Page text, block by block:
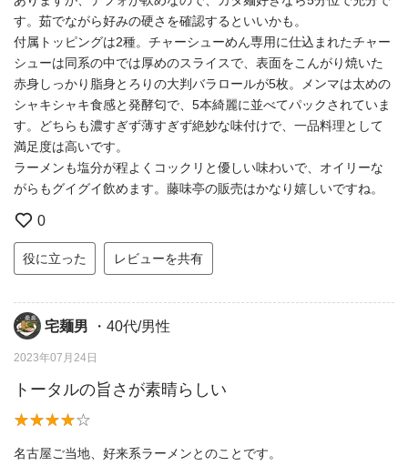
す。茹でながら好みの硬さを確認するといいかも。
付属トッピングは2種。チャーシューめん専用に仕込まれたチャー
シューは同系の中では厚めのスライスで、表面をこんがり焼いた
赤身しっかり脂身とろりの大判バラロールが5枚。メンマは太めの
シャキシャキ食感と発酵匂で、5本綺麗に並べてパックされていま
す。どちらも濃すぎず薄すぎず絶妙な味付けで、一品料理として
満足度は高いです。
ラーメンも塩分が程よくコックリと優しい味わいで、オイリーな
がらもグイグイ飲めます。藤味亭の販売はかなり嬉しいですね。
0
役に立った レビューを共有
宅麺男 ・40代/男性
2023年07月24日
トータルの旨さが素晴らしい
名古屋ご当地、好来系ラーメンとのことです。